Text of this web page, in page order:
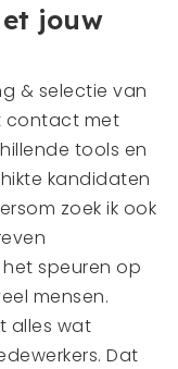
jouw
& selectie van
contact met
tools en
kandidaten
zoek ik ook
speuren op
mensen.
alles wat
Dat